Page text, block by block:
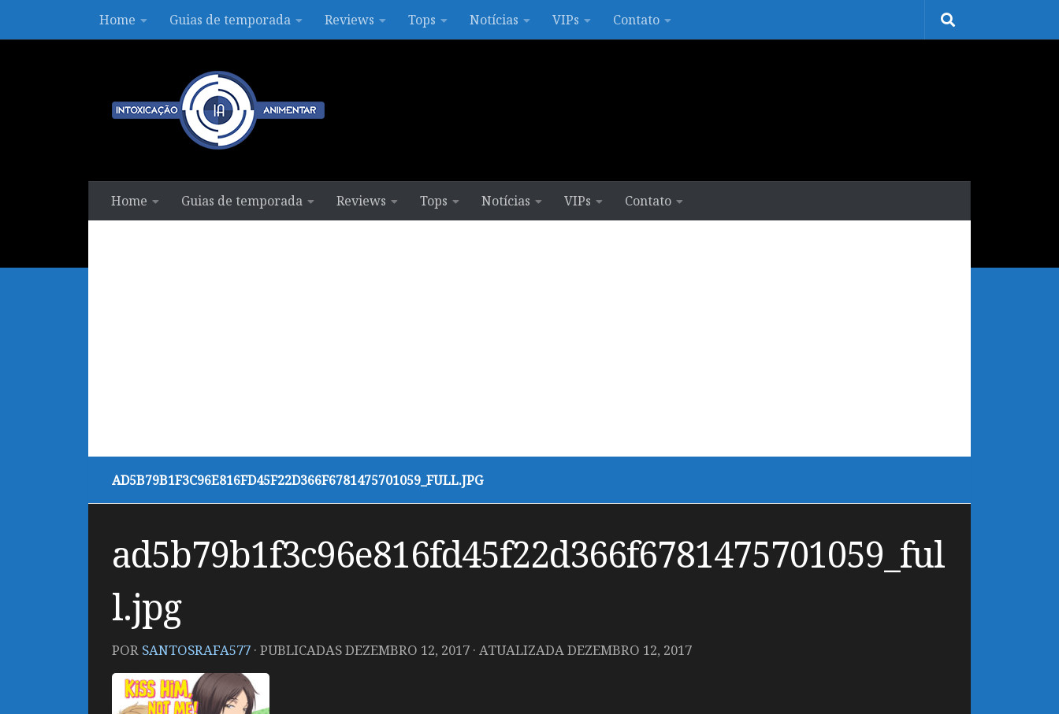
Skip to contentHome Guias de temporada Reviews Tops Notícias VIPs Contato
Home Guias de temporada Reviews Tops Notícias VIPs Contato
AD5B79B1F3C96E816FD45F22D366F6781475701059_FULL.JPG
ad5b79b1f3c96e816fd45f22d366f6781475701059_ful
l.jpg
POR SANTOSRAFA577 · PUBLICADASDEZEMBRO 12, 2017 · ATUALIZADADEZEMBRO 12, 2017